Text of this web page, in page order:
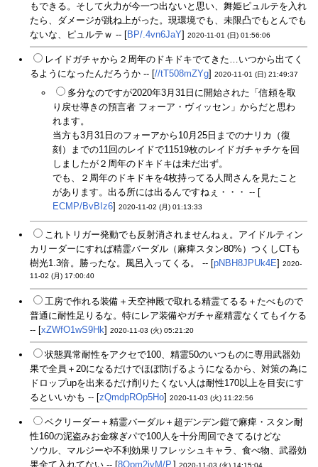
もできる。そして火力が今一つ出ないと思い、舞姫ピュルテを入れ
たら、ダメージが跳ね上がった。現環境でも、未限凸でもとんでも
ないな、ピュルテｗ -- [BP/.4vn6JaY] 2020-11-01 (日) 01:56:06
レイドガチャから２周年のドキドキでてきた…いつから出てく
るようになったんだろうか -- [//tT508mZYg] 2020-11-01 (日) 21:49:37
多分なのですが2020年3月31日に開始された「信頼を取
り戻せ導きの預言者 フォーア・ヴィッセン」からだと思わ
れます。
当方も3月31日のフォーアから10月25日までのナリカ（復
刻）までの11回のレイドで11519枚のレイドガチャチケを回
しましたが２周年のドキドキは未だ出ず。
でも、２周年のドキドキを4枚持ってる人間さんを見たこと
があります。出る所には出るんですねぇ・・・ -- [
ECMP/BvBIz6] 2020-11-02 (月) 01:13:33
これトリガー発動でも反射消されませんねぇ。アイドルティン
カリーダーにすれば精霊バーダル（麻痺スタン80%）つくしCTも
樹光1.3倍。勝ったな。風呂入ってくる。 -- [pNBH8JPUk4E] 2020-
11-02 (月) 17:00:40
工房で作れる装備＋天空神殿で取れる精霊てるる＋たべもので
普通に耐性足りるな。特にレア装備やガチャ産精霊なくてもイケる
-- [xZWfO1wS9Hk] 2020-11-03 (火) 05:21:20
状態異常耐性をアクセで100、精霊50のいつものに専用武器効
果で全員＋20になるだけでほぼ防げるようになるから、対策の為に
ドロップupを出来るだけ削りたくない人は耐性170以上を目安にす
るといいかも -- [zQmdpROp5Ho] 2020-11-03 (火) 11:22:56
ベクリーダー＋精霊バーダル＋超デンデン鎧で麻痺・スタン耐
性160の泥盗みお金稼ぎパで100人を十分周回できてるけどな
ソウル、マルジーや不利効果リフレッシュキャラ、食べ物、武器効
果全て入れてない -- [8Opm2ivM/P. ] 2020-11-03 (火) 14:15:04